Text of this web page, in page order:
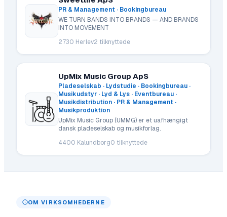
PR & Management · Bookingbureau
WE TURN BANDS INTO BRANDS — AND BRANDS
INTO MOVEMENT
2730 Herlev2 tilknyttede
UpMix Music Group ApS
Pladeselskab · Lydstudie · Bookingbureau ·
Musikudstyr · Lyd & Lys · Eventbureau ·
Musikdistribution · PR & Management ·
Musikproduktion
UpMix Music Group (UMMG) er et uafhængigt
dansk pladeselskab og musikforlag.
4400 Kalundborg0 tilknyttede
OM VIRKSOMHEDERNE